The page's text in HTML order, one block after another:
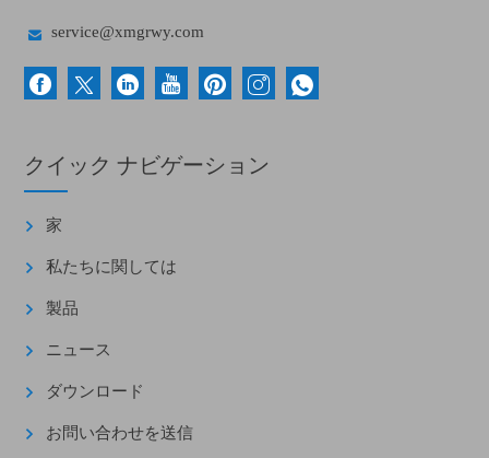
 service@xmgrwy.com
クイック ナビゲーション
家
私たちに関しては
製品
ニュース
ダウンロード
お問い合わせを送信